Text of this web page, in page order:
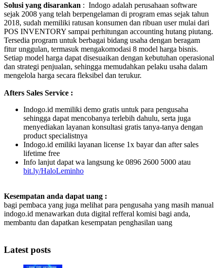
Solusi yang disarankan : Indogo adalah perusahaan software
sejak 2008 yang telah berpengelaman di program emas sejak tahun
2018, sudah memiliki ratusan konsumen dan ribuan user mulai dari
POS INVENTORY sampai perhitungan accounting hutang piutang.
Tersedia program untuk berbagai bidang usaha dengan beragam
fitur unggulan, termasuk mengakomodasi 8 model harga bisnis.
Setiap model harga dapat disesuaikan dengan kebutuhan operasional
dan strategi penjualan, sehingga memudahkan pelaku usaha dalam
mengelola harga secara fleksibel dan terukur.
Afters Sales Service :
Indogo.id memiliki demo gratis untuk para pengusaha
sehingga dapat mencobanya terlebih dahulu, serta juga
menyediakan layanan konsultasi gratis tanya-tanya dengan
product specialistnya
Indogo.id emiliki layanan license 1x bayar dan after sales
lifetime free
Info lanjut dapat wa langsung ke 0896 2600 5000 atau
bit.ly/HaloLeminho
Kesempatan anda dapat uang :
bagi pembaca yang juga melihat para pengusaha yang masih manual
indogo.id menawarkan duta digital refferal komisi bagi anda,
membantu dan dapatkan kesempatan penghasilan uang
Latest posts